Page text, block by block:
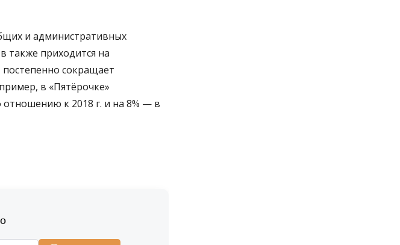
и административных
также приходится на
сокращает
в «Пятёрочке»
отношению к 2018 г. и на 8% — в